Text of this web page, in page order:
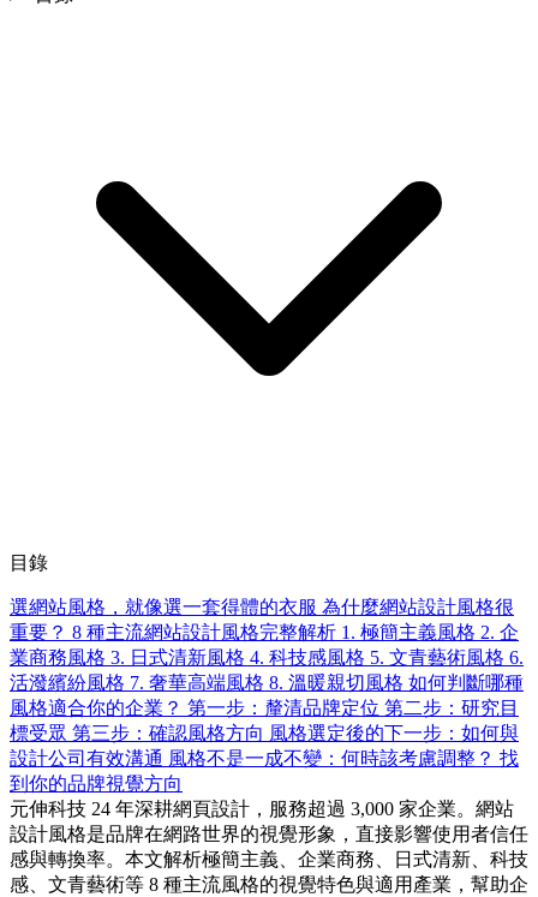
目錄
選網站風格，就像選一套得體的衣服 為什麼網站設計風格很
重要？ 8 種主流網站設計風格完整解析 1. 極簡主義風格 2. 企
業商務風格 3. 日式清新風格 4. 科技感風格 5. 文青藝術風格 6.
活潑繽紛風格 7. 奢華高端風格 8. 溫暖親切風格 如何判斷哪種
風格適合你的企業？ 第一步：釐清品牌定位 第二步：研究目
標受眾 第三步：確認風格方向 風格選定後的下一步：如何與
設計公司有效溝通 風格不是一成不變：何時該考慮調整？ 找
到你的品牌視覺方向
元伸科技 24 年深耕網頁設計，服務超過 3,000 家企業。網站
設計風格是品牌在網路世界的視覺形象，直接影響使用者信任
感與轉換率。本文解析極簡主義、企業商務、日式清新、科技
感、文青藝術等 8 種主流風格的視覺特色與適用產業，幫助企